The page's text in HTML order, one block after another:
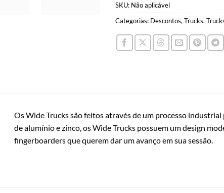
SKU: Não aplicável
Categorias: Descontos, Trucks,
Os Wide Trucks são feitos através de um processo
de alumínio e zinco, os Wide Trucks possuem um design
fingerboarders que querem dar um avanço em sua sessão.